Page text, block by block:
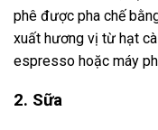
phê được pha chế
xuất hương vị từ hạt
espresso hoặc máy
2. Sữa